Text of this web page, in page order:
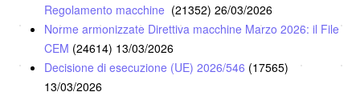
Regolamento macchine (21352) 26/03/2026
Norme armonizzate Direttiva macchine Marzo 2026: il File
CEM (24614) 13/03/2026
Decisione di esecuzione (UE) 2026/546 (17565)
13/03/2026